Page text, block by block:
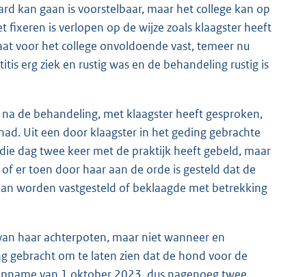
kan gaan is voorstelbaar, maar het college kan op
is verlopen op de wijze zoals klaagster heeft
voor het college onvoldoende vast, temeer nu
erg ziek en rustig was en de behandeling rustig is
de behandeling, met klaagster heeft gesproken,
Uit een door klaagster in het geding gebrachte
dag twee keer met de praktijk heeft gebeld, maar
er toen door haar aan de orde is gesteld dat de
worden vastgesteld of beklaagde met betrekking
haar achterpoten, maar niet wanneer en
gebracht om te laten zien dat de hond voor de